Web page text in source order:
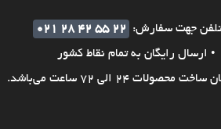
جهت سفارش:
021 28 42 55 22
• ارسال رایگان به تمام نقاط کشور
24 الی 72 ساعت می‌باشد.